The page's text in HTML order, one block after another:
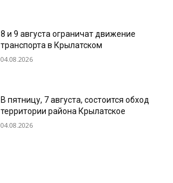
8 и 9 августа ограничат движение
транспорта в Крылатском
04.08.2026
В пятницу, 7 августа, состоится обход
территории района Крылатское
04.08.2026